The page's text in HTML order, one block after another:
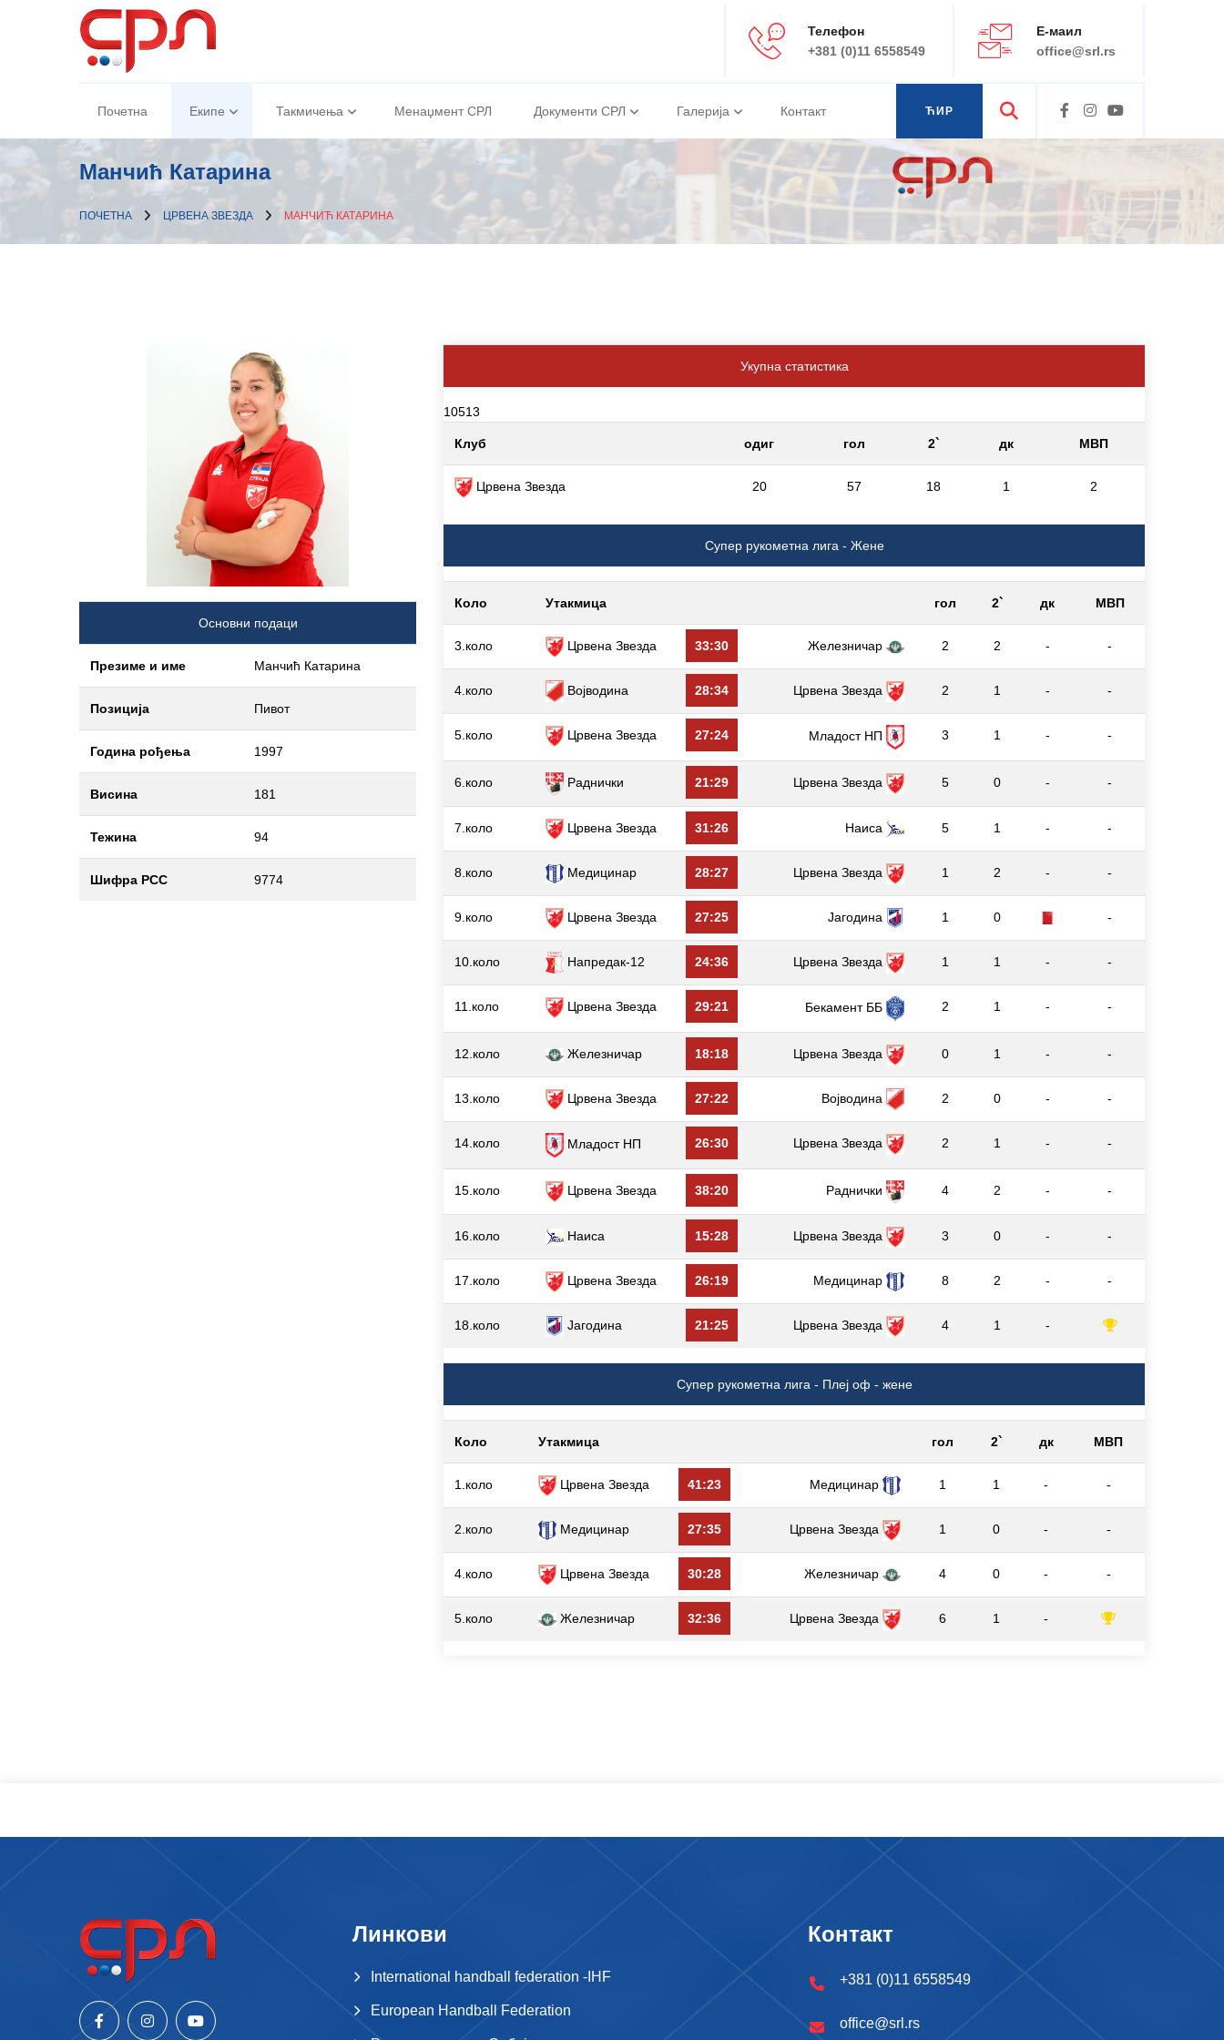
Телефон
+381 (0)11 6558549
Е-маил
office@srl.rs
Почетна Екипе Такмичења Менаџмент СРЛ Документи СРЛ Галерија Контакт
ЋИР
Манчић Катарина
ПОЧЕТНА ЦРВЕНА ЗВЕЗДА МАНЧИЋ КАТАРИНА
Основни подаци
Презиме и име Манчић Катарина
Позиција Пивот
Година рођења 1997
Висина 181
Тежина 94
Шифра РСС 9774
Укупна статистика
10513
Клуб одиг гол 2` дк МВП
Црвена Звезда 20 57 18 1 2
Супер рукометна лига - Жене
Коло Утакмица гол 2` дк МВП
3.коло Црвена Звезда 33:30 Железничар 2 2 - -
4.коло Војводина 28:34 Црвена Звезда 2 1 - -
5.коло Црвена Звезда 27:24 Младост НП 3 1 - -
6.коло Раднички 21:29 Црвена Звезда 5 0 - -
7.коло Црвена Звезда 31:26 Наиса 5 1 - -
8.коло Медицинар 28:27 Црвена Звезда 1 2 - -
9.коло Црвена Звезда 27:25 Јагодина 1 0 -
10.коло Напредак-12 24:36 Црвена Звезда 1 1 - -
11.коло Црвена Звезда 29:21 Бекамент ББ 2 1 - -
12.коло Железничар 18:18 Црвена Звезда 0 1 - -
13.коло Црвена Звезда 27:22 Војводина 2 0 - -
14.коло Младост НП 26:30 Црвена Звезда 2 1 - -
15.коло Црвена Звезда 38:20 Раднички 4 2 - -
16.коло Наиса 15:28 Црвена Звезда 3 0 - -
17.коло Црвена Звезда 26:19 Медицинар 8 2 - -
18.коло Јагодина 21:25 Црвена Звезда 4 1 -
Супер рукометна лига - Плеј оф - жене
Коло Утакмица гол 2` дк МВП
1.коло Црвена Звезда 41:23 Медицинар 1 1 - -
2.коло Медицинар 27:35 Црвена Звезда 1 0 - -
4.коло Црвена Звезда 30:28 Железничар 4 0 - -
5.коло Железничар 32:36 Црвена Звезда 6 1 -
Линкови
International handball federation -IHF
European Handball Federation
Контакт
+381 (0)11 6558549
office@srl.rs